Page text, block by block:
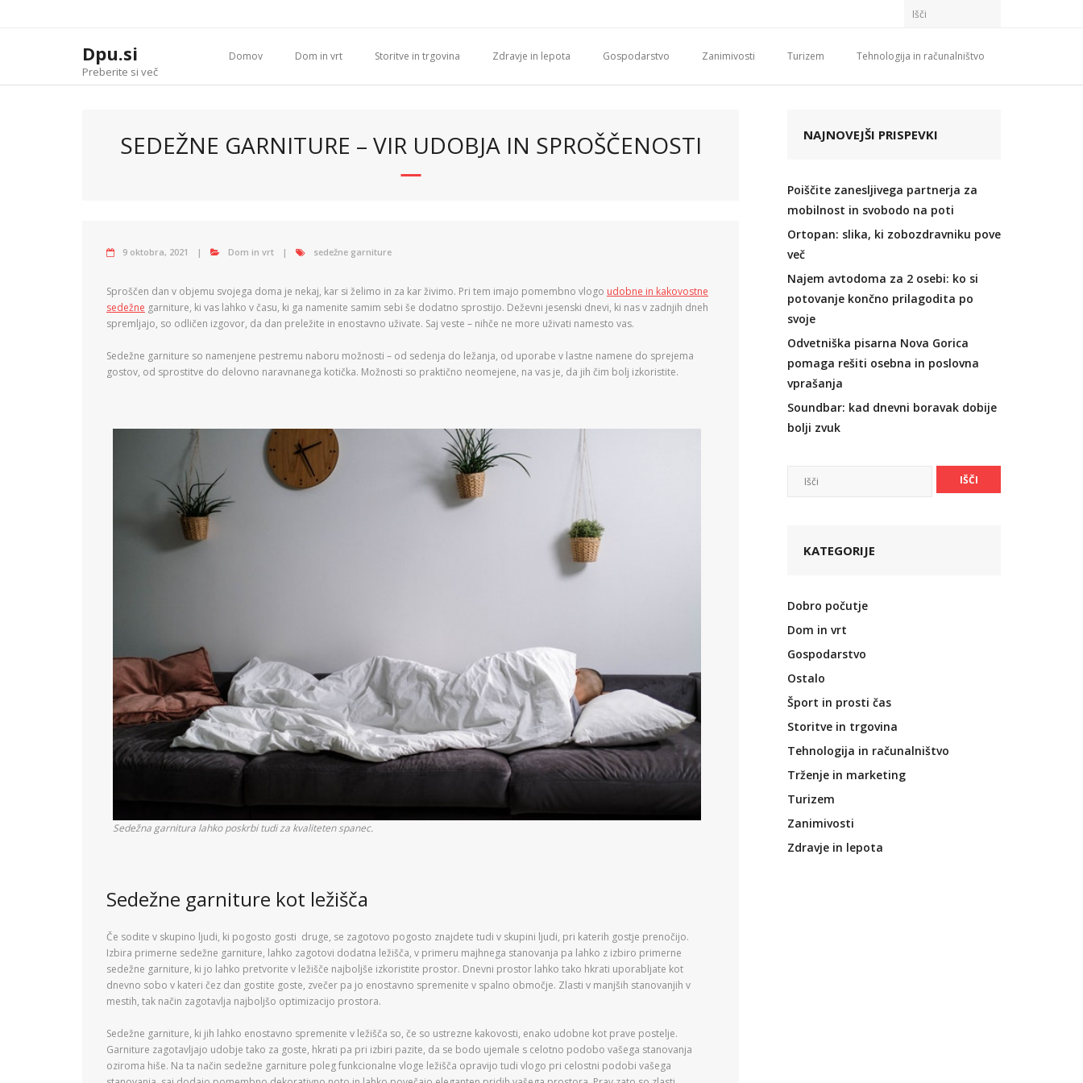
Dpu.si
Preberite si več
Domov Dom in vrt Storitve in trgovina Zdravje in lepota Gospodarstvo Zanimivosti Turizem Tehnologija in računalništvo
SEDEŽNE GARNITURE – VIR UDOBJA IN SPROŠČENOSTI
9 oktobra, 2021 Dom in vrt sedežne garniture
Sproščen dan v objemu svojega doma je nekaj, kar si želimo in za kar živimo. Pri tem imajo pomembno vlogo udobne in kakovostne
sedežne garniture, ki vas lahko v času, ki ga namenite samim sebi še dodatno sprostijo. Deževni jesenski dnevi, ki nas v zadnjih dneh
spremljajo, so odličen izgovor, da dan preležite in enostavno uživate. Saj veste – nihče ne more uživati namesto vas.
Sedežne garniture so namenjene pestremu naboru možnosti – od sedenja do ležanja, od uporabe v lastne namene do sprejema
gostov, od sprostitve do delovno naravnanega kotička. Možnosti so praktično neomejene, na vas je, da jih čim bolj izkoristite.
Sedežna garnitura lahko poskrbi tudi za kvaliteten spanec.
Sedežne garniture kot ležišča
Če sodite v skupino ljudi, ki pogosto gosti druge, se zagotovo pogosto znajdete tudi v skupini ljudi, pri katerih gostje prenočijo.
Izbira primerne sedežne garniture, lahko zagotovi dodatna ležišča, v primeru majhnega stanovanja pa lahko z izbiro primerne
sedežne garniture, ki jo lahko pretvorite v ležišče najboljše izkoristite prostor. Dnevni prostor lahko tako hkrati uporabljate kot
dnevno sobo v kateri čez dan gostite goste, zvečer pa jo enostavno spremenite v spalno območje. Zlasti v manjših stanovanjih v
mestih, tak način zagotavlja najboljšo optimizacijo prostora.
Sedežne garniture, ki jih lahko enostavno spremenite v ležišča so, če so ustrezne kakovosti, enako udobne kot prave postelje.
Garniture zagotavljajo udobje tako za goste, hkrati pa pri izbiri pazite, da se bodo ujemale s celotno podobo vašega stanovanja
oziroma hiše. Na ta način sedežne garniture poleg funkcionalne vloge ležišča opravijo tudi vlogo pri celostni podobi vašega
NAJNOVEJŠI PRISPEVKI
Poiščite zanesljivega partnerja za
mobilnost in svobodo na poti
Ortopan: slika, ki zobozdravniku pove
več
Najem avtodoma za 2 osebi: ko si
potovanje končno prilagodita po
svoje
Odvetniška pisarna Nova Gorica
pomaga rešiti osebna in poslovna
vprašanja
Soundbar: kad dnevni boravak dobije
bolji zvuk
KATEGORIJE
Dobro počutje
Dom in vrt
Gospodarstvo
Ostalo
Šport in prosti čas
Storitve in trgovina
Tehnologija in računalništvo
Trženje in marketing
Turizem
Zanimivosti
Zdravje in lepota